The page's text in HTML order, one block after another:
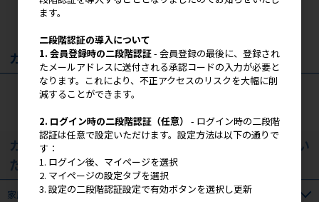
カート
カートは空です
カテゴリ(業者さま向け商材はログイン頂くとご覧い
ただけます）
家庭用品
ます。
二段階認証の導入について
1. 会員登録時の二段階認証- 会員登録の最後に、登録され
たメールアドレスに送付される承認コードの入力が必要と
なります。これにより、不正アクセスのリスクを大幅に削
減することができます。
2. ログイン時の二段階認証（任意） - ログイン時の二段階
認証は任意で設定いただけます。設定方法は以下の通りで
す：
1. ログイン後、マイページを選択
2. マイページの設定タブを選択
3. 設定の二段階認証設定で有効ボタンを選択し更新